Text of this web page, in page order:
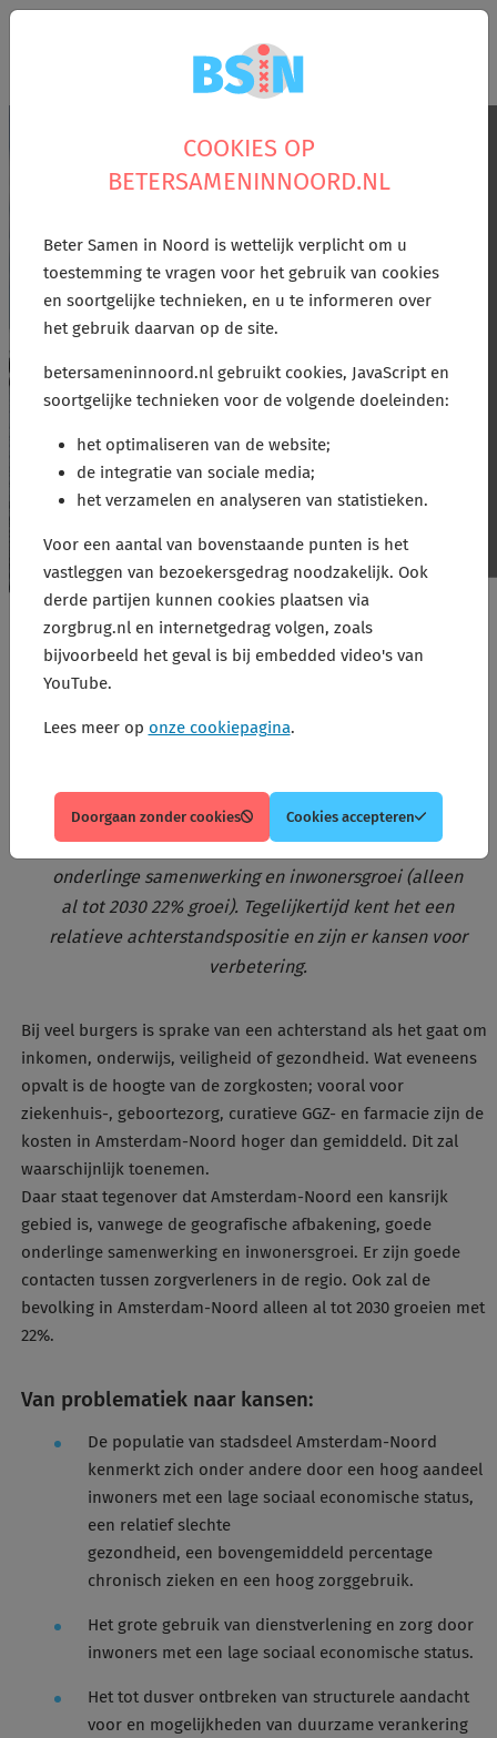
Noord
Over Amsterdam-Noord
Amsterdam-Noord is een bijzonder gebied. Kansrijk
vanwege de geografische afbakening, goede
onderlinge samenwerking en inwonersgroei (alleen
al tot 2030 22% groei). Tegelijkertijd kent het een
relatieve achterstandspositie en zijn er kansen voor
verbetering.
Bij veel burgers is sprake van een achterstand als het gaat om
inkomen, onderwijs, veiligheid of gezondheid. Wat eveneens
opvalt is de hoogte van de zorgkosten; vooral voor
ziekenhuis-, geboortezorg, curatieve GGZ- en farmacie zijn de
kosten in Amsterdam-Noord hoger dan gemiddeld. Dit zal
waarschijnlijk toenemen.
Daar staat tegenover dat Amsterdam-Noord een kansrijk
gebied is, vanwege de geografische afbakening, goede
onderlinge samenwerking en inwonersgroei. Er zijn goede
contacten tussen zorgverleners in de regio. Ook zal de
bevolking in Amsterdam-Noord alleen al tot 2030 groeien met
22%.
Van problematiek naar kansen:
De populatie van stadsdeel Amsterdam-Noord
kenmerkt zich onder andere door een hoog aandeel
inwoners met een lage sociaal economische status,
een relatief slechte
gezondheid, een bovengemiddeld percentage
chronisch zieken en een hoog zorggebruik.
Het grote gebruik van dienstverlening en zorg door
inwoners met een lage sociaal economische status.
Het tot dusver ontbreken van structurele aandacht
voor en mogelijkheden van duurzame verankering
COOKIES OP
BETERSAMENINNOORD.NL
Beter Samen in Noord is wettelijk verplicht om u
toestemming te vragen voor het gebruik van cookies
en soortgelijke technieken, en u te informeren over
het gebruik daarvan op de site.
betersameninnoord.nl gebruikt cookies, JavaScript en
soortgelijke technieken voor de volgende doeleinden:
het optimaliseren van de website;
de integratie van sociale media;
het verzamelen en analyseren van statistieken.
Voor een aantal van bovenstaande punten is het
vastleggen van bezoekersgedrag noodzakelijk. Ook
derde partijen kunnen cookies plaatsen via
zorgbrug.nl en internetgedrag volgen, zoals
bijvoorbeeld het geval is bij embedded video's van
YouTube.
Lees meer op onze cookiepagina.
Doorgaan zonder cookies Cookies accepteren